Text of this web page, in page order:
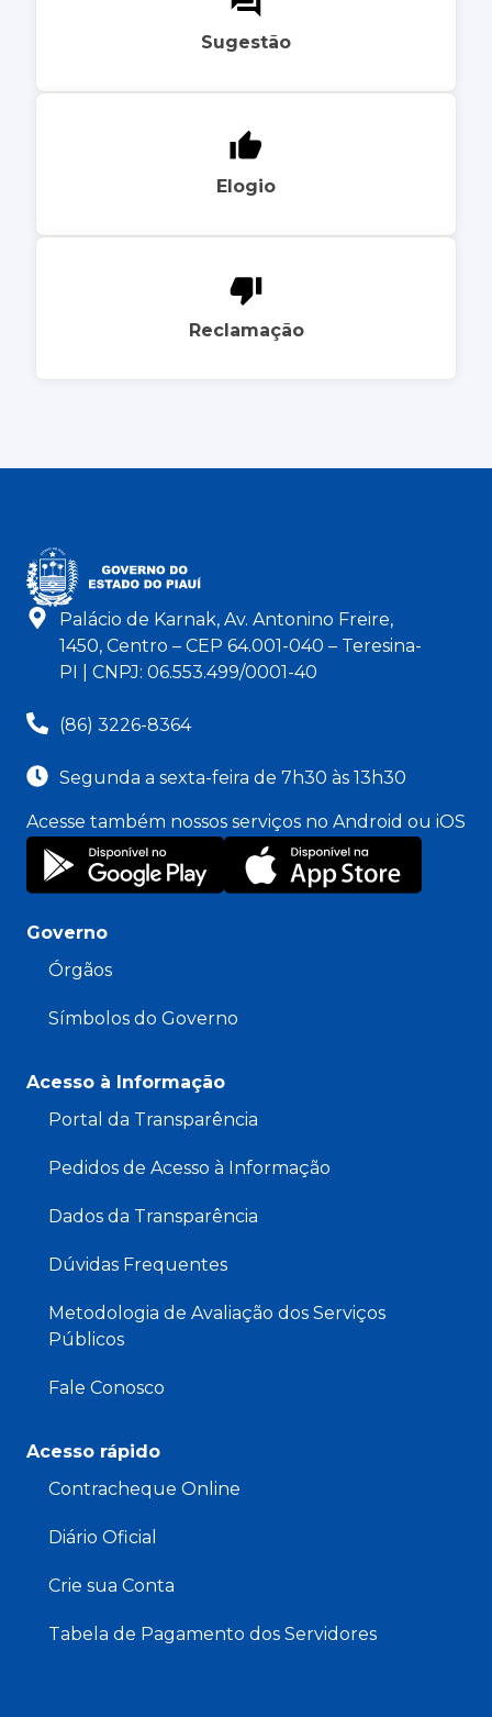
Sugestão
Elogio
Reclamação
Palácio de Karnak, Av. Antonino Freire,
1450, Centro – CEP 64.001-040 – Teresina-
PI | CNPJ: 06.553.499/0001-40
(86) 3226-8364
Segunda a sexta-feira de 7h30 às 13h30
Acesse também nossos serviços no Android ou iOS
Governo
Órgãos
Símbolos do Governo
Acesso à Informação
Portal da Transparência
Pedidos de Acesso à Informação
Dados da Transparência
Dúvidas Frequentes
Metodologia de Avaliação dos Serviços
Públicos
Fale Conosco
Acesso rápido
Contracheque Online
Diário Oficial
Crie sua Conta
Tabela de Pagamento dos Servidores